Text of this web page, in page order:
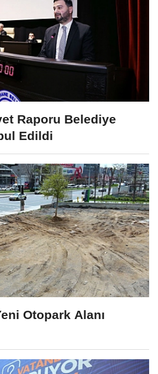
Raporu Belediye
Edildi
Otopark Alanı